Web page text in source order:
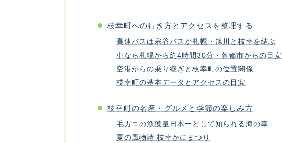
枝幸町への行き方とアクセスを整理する
高速バスは宗谷バスが札幌・旭川と枝幸を結ぶ
車なら札幌から約4時間30分・各都市からの目安
空港からの乗り継ぎと枝幸町の位置関係
枝幸町の基本データとアクセスの目安
枝幸町の名産・グルメと季節の楽しみ方
毛ガニの漁獲量日本一として知られる海の幸
夏の風物詩 枝幸かにまつり